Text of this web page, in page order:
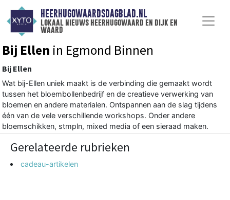
HEERHUGOWAARDSDAGBLAD.NL
lokaal nieuws heerhugowaard en dijk en
waard
Bij Ellen in Egmond Binnen
Bij Ellen
Wat bij-Ellen uniek maakt is de verbinding die gemaakt wordt
tussen het bloembollenbedrijf en de creatieve verwerking van
bloemen en andere materialen. Ontspannen aan de slag tijdens
één van de vele verschillende workshops. Onder andere
bloemschikken, stmpln, mixed media of een sieraad maken.
Gerelateerde rubrieken
cadeau-artikelen